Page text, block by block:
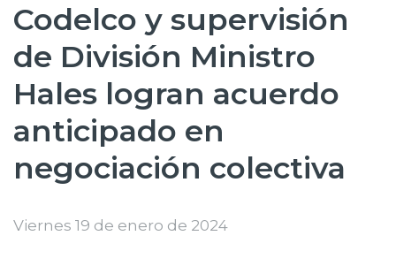
Nosotros
Operaciones
Proyectos
Sustentabilidad
Codelco y supervisión
de División Ministro
Hales logran acuerdo
anticipado en
negociación colectiva
Viernes 19 de enero de 2024